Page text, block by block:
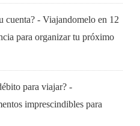
cuenta? - Viajandomelo en 12
para organizar tu próximo
para viajar? -
imprescindibles para